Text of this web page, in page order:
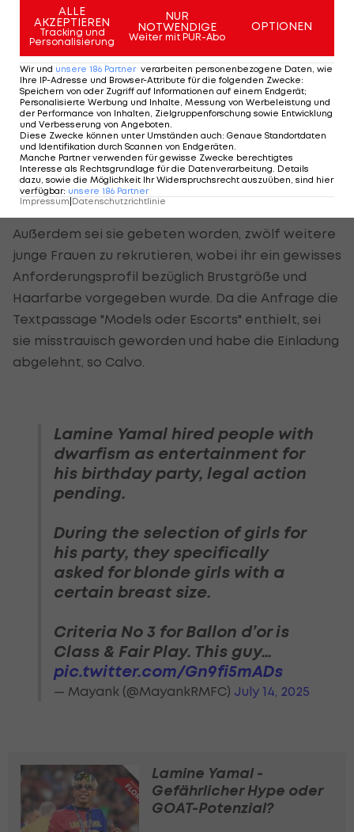
Escorts mit bestimmter Brustgröße
wurden gesucht
Yamals Geburtstagsparty sorgte bereits im
Vorfeld für Aufsehen. So behauptete das
spanische Model Claudia Calvo gegenüber
"Telecino", sie sei vom Organisations-Team des
Teenagers kontaktiert worden, um für eine
Summe von $17.500 an der Feier teilzunehmen.
Außerdem sei sie gebeten worden, zwölf weitere
junge Frauen zu rekrutieren, wobei ihr ein gewisses
Anforderungsprofil bezüglich Brustgröße und
Haarfarbe vorgegeben wurde. Da die Anfrage die
Textpassage "Models oder Escorts" enthielt, sei
sie misstrauisch geworden und habe die Einladung
abgelehnt, so Calvo.
Lamine Yamal hired people with
dwarfism as entertainment for
his birthday party, legal action
pending.
During the selection of girls for
his party, they specifically
asked for blonde girls with a
certain breast size.
Criteria No 3 for Ballon d’or is
Class & Fair Play. This guy…
pic.twitter.com/Gn9fi5mADs
— Mayank (@MayankRMFC) July 14, 2025
Lamine Yamal -
Gefährlicher Hype oder
GOAT-Potenzial?
ALLE
AKZEPTIEREN
Tracking und
Personalisierung
NUR
NOTWENDIGE
Weiter mit PUR-Abo
OPTIONEN
Wir und unsere 186 Partner verarbeiten personenbezogene Daten, wie
Ihre IP-Adresse und Browser-Attribute für die folgenden Zwecke:
Speichern von oder Zugriff auf Informationen auf einem Endgerät;
Personalisierte Werbung und Inhalte, Messung von Werbeleistung und
der Performance von Inhalten, Zielgruppenforschung sowie Entwicklung
und Verbesserung von Angeboten.
Diese Zwecke können unter Umständen auch: Genaue Standortdaten
und Identifikation durch Scannen von Endgeräten.
Manche Partner verwenden für gewisse Zwecke berechtigtes
Interesse als Rechtsgrundlage für die Datenverarbeitung. Details
dazu, sowie die Möglichkeit Ihr Widerspruchsrecht auszuüben, sind hier
verfügbar: unsere 186 Partner
Impressum Datenschutzrichtlinie